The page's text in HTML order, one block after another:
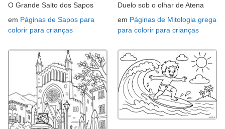
O Grande Salto dos Sapos
em Páginas de Sapos para
colorir para crianças
Duelo sob o olhar de Atena
em Páginas de Mitologia grega
para colorir para crianças